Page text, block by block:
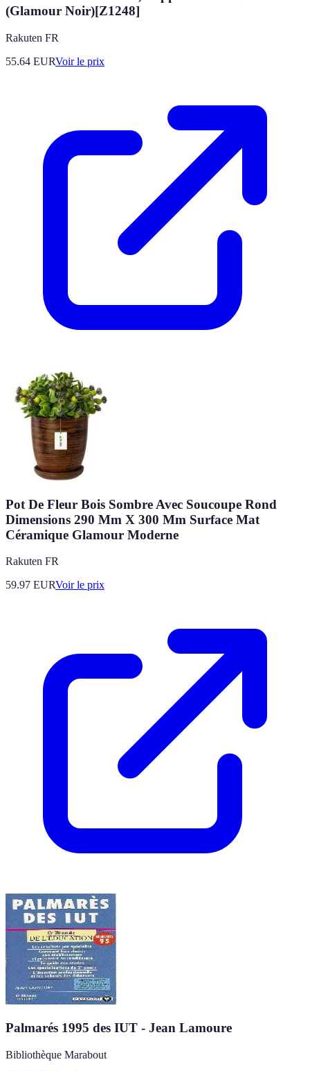
(Glamour Noir)[Z1248]
Rakuten FR
55.64 EURVoir le prix
Pot De Fleur Bois Sombre Avec Soucoupe Rond
Dimensions 290 Mm X 300 Mm Surface Mat
Céramique Glamour Moderne
Rakuten FR
59.97 EURVoir le prix
Palmarés 1995 des IUT - Jean Lamoure
Bibliothèque Marabout